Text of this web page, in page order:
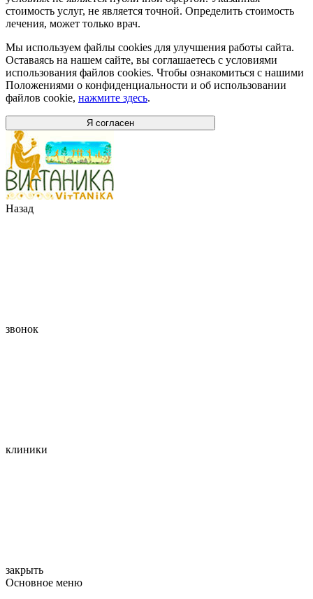
стоимость услуг, не является точной. Определить стоимость
лечения, может только врач.
Мы используем файлы cookies для улучшения работы сайта.
Оставаясь на нашем сайте, вы соглашаетесь с условиями
использования файлов cookies. Чтобы ознакомиться с нашими
Положениями о конфиденциальности и об использовании
файлов cookie, нажмите здесь.
Я согласен
Назад
звонок
клиники
закрыть
Основное меню